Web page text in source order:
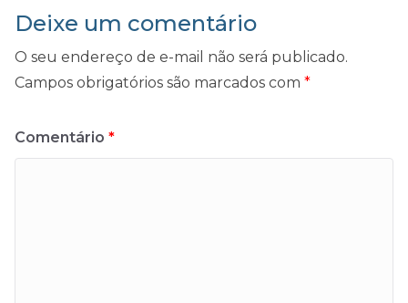
Deixe um comentário
O seu endereço de e-mail não será publicado.
Campos obrigatórios são marcados com *
Comentário *